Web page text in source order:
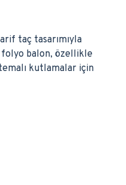
taç tasarımıyla
folyo balon, özellikle
kutlamalar için